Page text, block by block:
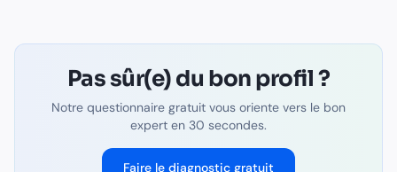
Pas sûr(e) du bon profil ?
Notre questionnaire gratuit vous oriente vers le bon
expert en 30 secondes.
Faire le diagnostic gratuit